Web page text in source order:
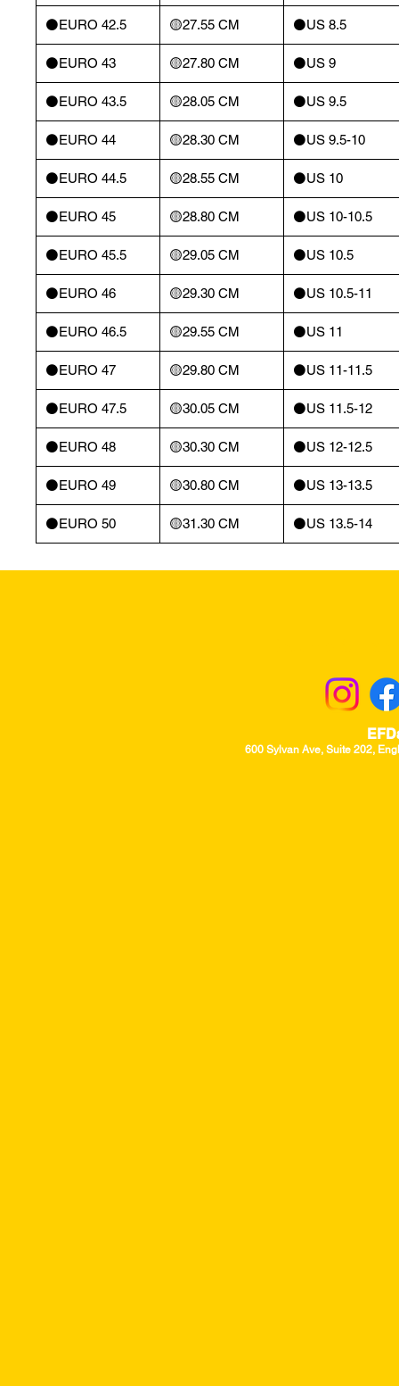
⚫️EURO 42.5 🟡27.55 CM ⚫️US 8.5
⚫️EURO 43 🟡27.80 CM ⚫️US 9
⚫️EURO 43.5 🟡28.05 CM ⚫️US 9.5
⚫️EURO 44 🟡28.30 CM ⚫️US 9.5-10
⚫️EURO 44.5 🟡28.55 CM ⚫️US 10
⚫️EURO 45 🟡28.80 CM ⚫️US 10-10.5
⚫️EURO 45.5 🟡29.05 CM ⚫️US 10.5
⚫️EURO 46 🟡29.30 CM ⚫️US 10.5-11
⚫️EURO 46.5 🟡29.55 CM ⚫️US 11
⚫️EURO 47 🟡29.80 CM ⚫️US 11-11.5
⚫️EURO 47.5 🟡30.05 CM ⚫️US 11.5-12
⚫️EURO 48 🟡30.30 CM ⚫️US 12-12.5
⚫️EURO 49 🟡30.80 CM ⚫️US 13-13.5
⚫️EURO 50 🟡31.30 CM ⚫️US 13.5-14
600 Sylvan Ave, Suite 202,